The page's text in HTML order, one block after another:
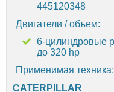
445120348
Двигатели / объем:
6-цилиндровые
до 320 hp
Применимая техника:
CATERPILLAR